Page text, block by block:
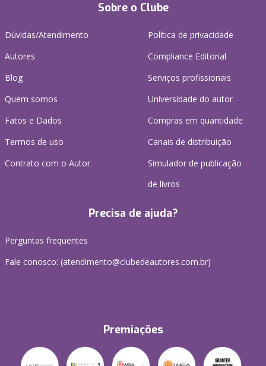
Sobre o Clube
Dúvidas/Atendimento
Autores
Blog
Quem somos
Fatos e Dados
Termos de uso
Contrato com o Autor
Política de privacidade
Compliance Editorial
Serviços profissionais
Universidade do autor
Compras em quantidade
Canais de distribuição
Simulador de publicação
de livros
Precisa de ajuda?
Perguntas frequentes
Fale conosco: (atendimento@clubedeautores.com.br)
Premiações